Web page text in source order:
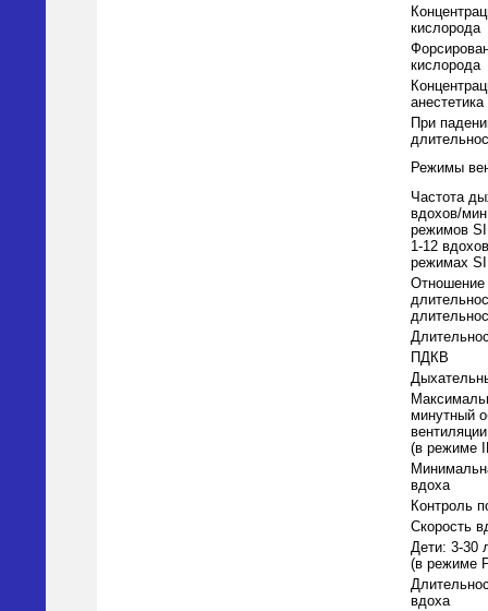
кислорода
кислорода
анестетика
При
Режимы
Частота
вдохов/
режимов
1-12
режимах
Отношение
ПДКВ
минутный
(в режиме
вдоха
Контроль
Скорость
Дети: 3-30
(в режиме
вдоха